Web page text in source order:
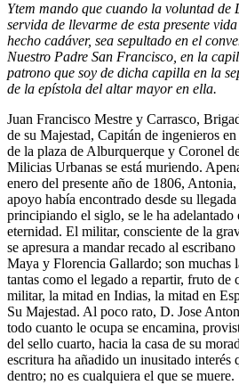
Ytem mando que cuando la voluntad de
servida de llevarme de esta presente
hecho cadáver, sea sepultado en el
Nuestro Padre San Francisco, en la
patrono que soy de dicha capilla en la
de la epístola del altar mayor en ella.
Juan Francisco Mestre y Carrasco,
de su Majestad, Capitán de ingenieros
de la plaza de Alburquerque y Coronel
Milicias Urbanas se está muriendo.
enero del presente año de 1806,
apoyo había encontrado desde su
principiando el siglo, se le ha adelantado
eternidad. El militar, consciente de la
se apresura a mandar recado al
Maya y Florencia Gallardo; son muchas
tantas como el legado a repartir, fruto de
militar, la mitad en Indias, la mitad en
Su Majestad. Al poco rato, D. Jose
todo cuanto le ocupa se encamina,
del sello cuarto, hacia la casa de su
escritura ha añadido un inusitado interés
dentro; no es cualquiera el que se muere.